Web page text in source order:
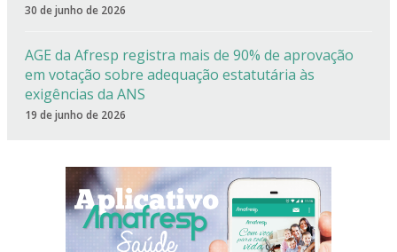
30 de junho de 2026
AGE da Afresp registra mais de 90% de aprovação
em votação sobre adequação estatutária às
exigências da ANS
19 de junho de 2026